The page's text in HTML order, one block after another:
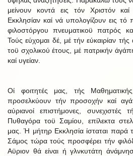
μείνουν κοντά εις τόν Χριστόν
Εκκλησίαν καί νά υπολογίζουν εις
φιλοστόργου πνευματικοϋ πατρός
Τούς εύχομαι δέ, μέ τήν εύκαιρίαν τής
τοϋ σχολικού έτους, μέ πατρικήν
καί υγείαν.
Οί φοιτητές μας, τής Μαθηματικής
προσελκύουν τήν προσοχήν καί
αύριανοί επιστήμονες, συνεχιστές
Πυθαγόρα τοϋ Σαμίου, επίλεκτα
μας. Ή μήτηρ Εκκλησία ίσταται
Σάμος τώρα τούς προσφέρει τήν
Αϋριον θά είναι ή γλνκυτάτη